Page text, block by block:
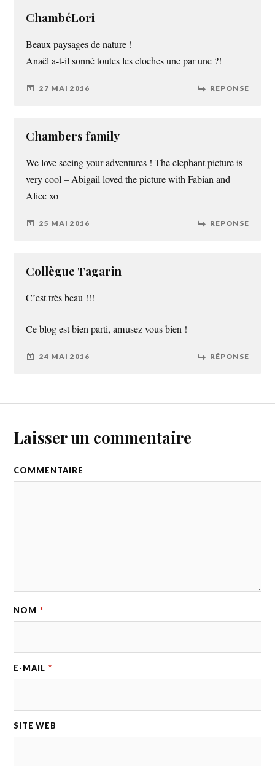
ChambéLori
Beaux paysages de nature !
Anaël a-t-il sonné toutes les cloches une par une ?!
27 MAI 2016 RÉPONSE
Chambers family
We love seeing your adventures ! The elephant picture is
very cool – Abigail loved the picture with Fabian and
Alice xo
25 MAI 2016 RÉPONSE
Collègue Tagarin
C’est très beau !!!
Ce blog est bien parti, amusez vous bien !
24 MAI 2016 RÉPONSE
Laisser un commentaire
COMMENTAIRE
NOM *
E-MAIL *
SITE WEB